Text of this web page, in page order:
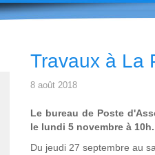
Travaux à La
8 août 2018
Le bureau de Poste
le lundi 5 novembre à 10h.
Du jeudi 27 septembre au